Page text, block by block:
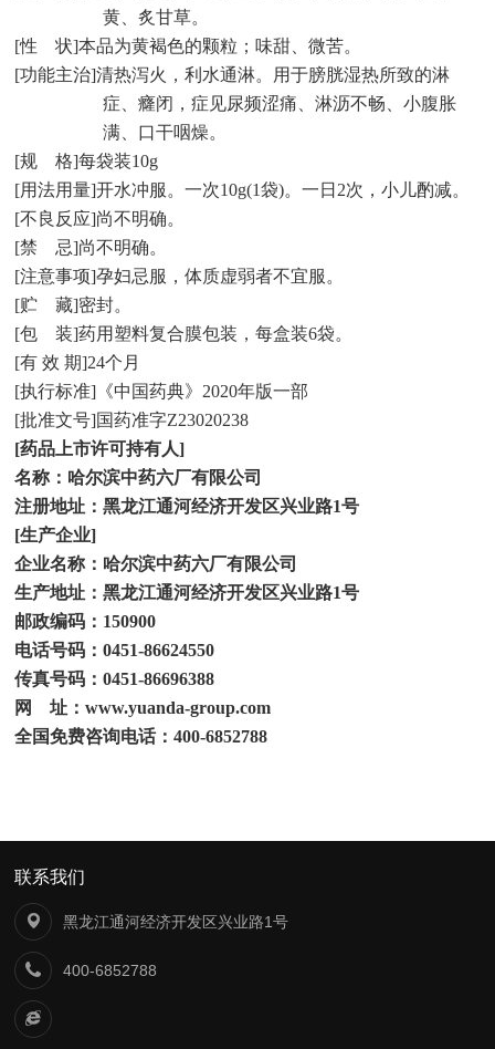
黄、炙甘草。
[性 状]本品为黄褐色的颗粒；味甜、微苦。
[功能主治]清热泻火，利水通淋。用于膀胱湿热所致的淋
症、癃闭，症见尿频涩痛、淋沥不畅、小腹胀
满、口干咽燥。
[规 格]每袋装10g
[用法用量]开水冲服。一次10g(1袋)。一日 2次，小儿酌减。
[不良反应]尚不明确。
[禁 忌]尚不明确。
[注意事项]孕妇忌服，体质虚弱者不宜服。
[贮 藏]密封。
[包 装]药用塑料复合膜包装，每盒装6袋。
[有 效 期]24个月
[执行标准] 《中国药典》 2020年版一部
[批准文号]国药准字Z23020238
[药品上市许可持有人]
名称：哈尔滨中药六厂有限公司
注册地址：黑龙江通河经济开发区兴业路1号
[生产企业]
企业名称：哈尔滨中药六厂有限公司
生产地址：黑龙江通河经济开发区兴业路1号
邮政编码： 150900
电话号码：0451-86624550
传真号码：0451-86696388
网
址：www.yuanda-group.com
全国免费咨询电话：400-6852788
联系我们
黑龙江通河经济开发区兴业路1号
400-6852788